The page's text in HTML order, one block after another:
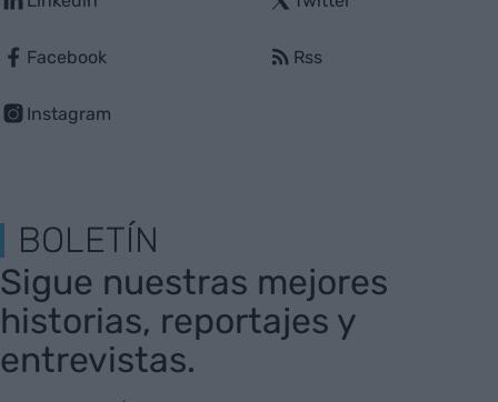
Facebook
Instagram
Rss
BOLETÍN
Sigue nuestras mejores
historias, reportajes y
entrevistas.